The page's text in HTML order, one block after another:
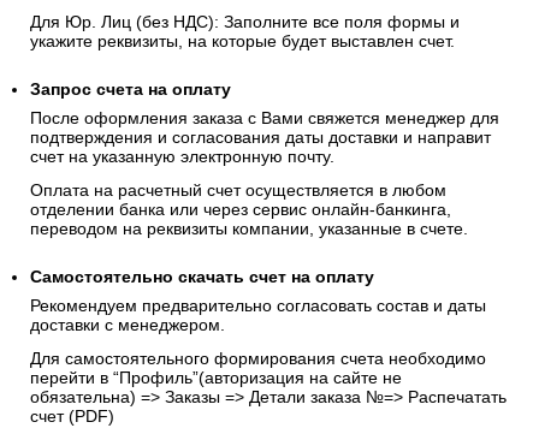
Для Юр. Лиц (без НДС): Заполните все поля формы и
укажите реквизиты, на которые будет выставлен счет.
Запрос счета на оплату
После оформления заказа с Вами свяжется менеджер для
подтверждения и согласования даты доставки и направит
счет на указанную электронную почту.
Оплата на расчетный счет осуществляется в любом
отделении банка или через сервис онлайн-банкинга,
переводом на реквизиты компании, указанные в счете.
Самостоятельно скачать счет на оплату
Рекомендуем предварительно согласовать состав и даты
доставки с менеджером.
Для самостоятельного формирования счета необходимо
перейти в “Профиль”(авторизация на сайте не
обязательна) => Заказы => Детали заказа №=> Распечатать
счет (PDF)